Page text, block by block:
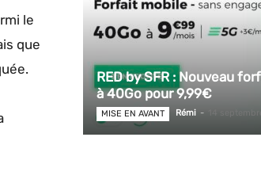
le
que
RED by SFR : Nouveau
à 40Go pour 9,99€
MISE EN AVANT Rémi - 14